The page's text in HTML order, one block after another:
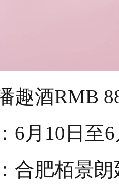
趣酒RMB
6月10日至
合肥栢景